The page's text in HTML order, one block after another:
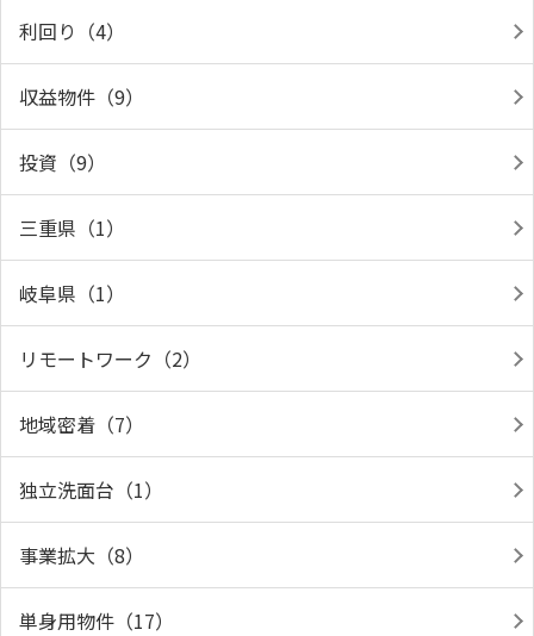
利回り（4）
収益物件（9）
投資（9）
三重県（1）
岐阜県（1）
リモートワーク（2）
地域密着（7）
独立洗面台（1）
事業拡大（8）
単身用物件（17）